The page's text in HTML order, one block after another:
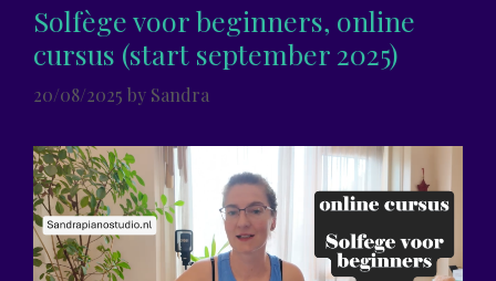
Solfège voor beginners, online
cursus (start september 2025)
20/08/2025 by Sandra